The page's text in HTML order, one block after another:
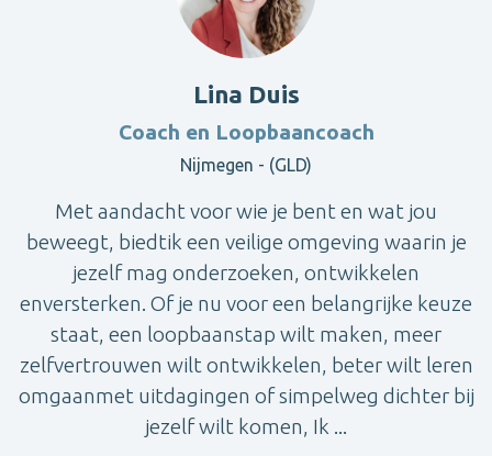
Lina Duis
Coach en Loopbaancoach
Nijmegen - (GLD)
Met aandacht voor wie je bent en wat jou
beweegt, biedtik een veilige omgeving waarin je
jezelf mag onderzoeken, ontwikkelen
enversterken. Of je nu voor een belangrijke keuze
staat, een loopbaanstap wilt maken, meer
zelfvertrouwen wilt ontwikkelen, beter wilt leren
omgaanmet uitdagingen of simpelweg dichter bij
jezelf wilt komen, Ik ...